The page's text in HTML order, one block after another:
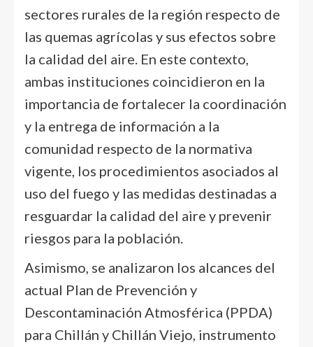
sectores rurales de la región respecto de
las quemas agrícolas y sus efectos sobre
la calidad del aire. En este contexto,
ambas instituciones coincidieron en la
importancia de fortalecer la coordinación
y la entrega de información a la
comunidad respecto de la normativa
vigente, los procedimientos asociados al
uso del fuego y las medidas destinadas a
resguardar la calidad del aire y prevenir
riesgos para la población.
Asimismo, se analizaron los alcances del
actual Plan de Prevención y
Descontaminación Atmosférica (PPDA)
para Chillán y Chillán Viejo, instrumento